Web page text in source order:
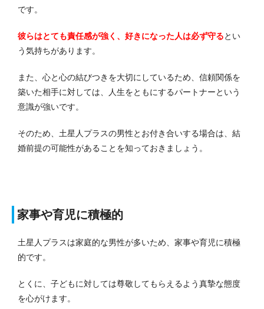
です。
彼らはとても責任感が強く、好きになった人は必ず守るとい
う気持ちがあります。
また、心と心の結びつきを大切にしているため、信頼関係を
築いた相手に対しては、人生をともにするパートナーという
意識が強いです。
そのため、土星人プラスの男性とお付き合いする場合は、結
婚前提の可能性があることを知っておきましょう。
家事や育児に積極的
土星人プラスは家庭的な男性が多いため、家事や育児に積極
的です。
とくに、子どもに対しては尊敬してもらえるよう真摯な態度
を心がけます。